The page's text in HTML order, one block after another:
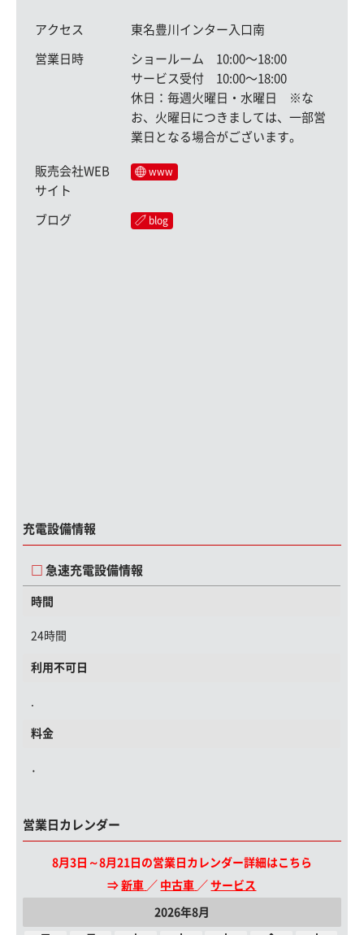
アクセス 東名豊川インター入口南
営業日時
ショールーム 10:00〜18:00
サービス受付 10:00〜18:00
休日：毎週火曜日・水曜日 ※な
お、火曜日につきましては、一部営
業日となる場合がございます。
販売会社WEB
サイト
www
ブログ blog
充電設備情報
急速充電設備情報
時間
24時間
利用不可日
料金
．
営業日カレンダー
8月3日～8月21日の営業日カレンダー詳細はこちら
⇒新車 ／ 中古車 ／サービス
2026年8月